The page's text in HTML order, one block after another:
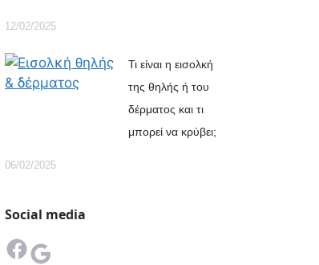
12/02/2025
Τι είναι η εισολκή
της θηλής ή του
δέρματος και τι
μπορεί να κρύβει;
06/02/2025
Social media
Facebook
Google